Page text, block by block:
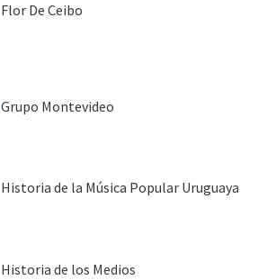
Flor De Ceibo
Grupo Montevideo
Historia de la Música Popular Uruguaya
Historia de los Medios